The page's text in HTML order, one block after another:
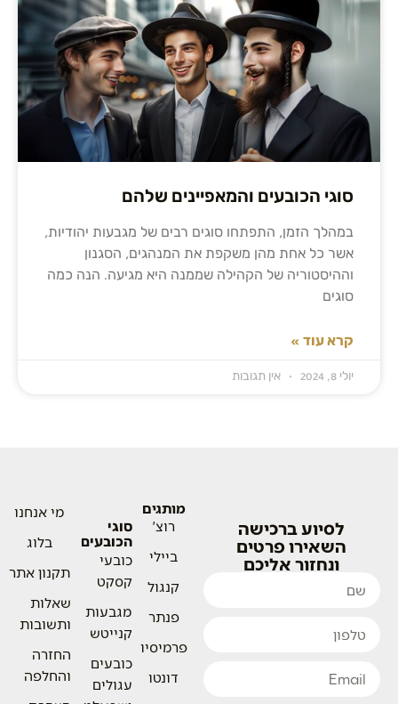
סוגי הכובעים והמאפיינים שלהם
במהלך הזמן, התפתחו סוגים רבים של מגבעות יהודיות,
אשר כל אחת מהן משקפת את המנהגים, הסגנון
וההיסטוריה של הקהילה שממנה היא מגיעה. הנה כמה
סוגים
קרא עוד »
יולי 8, 2024 אין תגובות
מותגים
רוצ'
ביילי
קנגול
פנתר
פרמיסיו
דונטו
סוגי
הכובעים
כובעי
קסקט
מגבעות
קנייטש
כובעים
עגולים
מי אנחנו
בלוג
תקנון אתר
שאלות
ותשובות
החזרה
והחלפה
לסיוע ברכישה
השאירו פרטים
ונחזור אליכם